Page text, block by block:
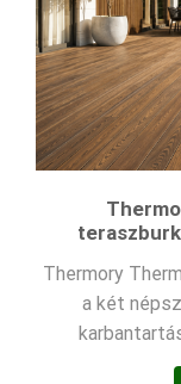
Thermory
a két